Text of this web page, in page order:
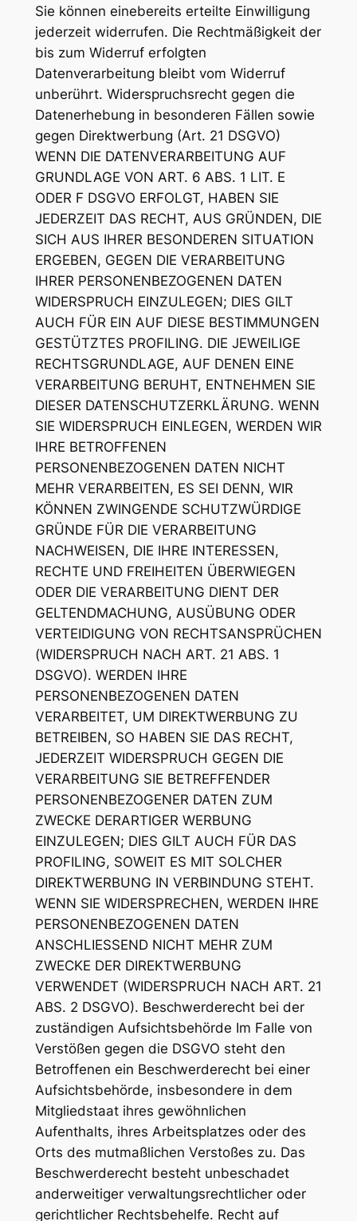
Sie können einebereits erteilte Einwilligung
jederzeit widerrufen. Die Rechtmäßigkeit der
bis zum Widerruf erfolgten
Datenverarbeitung bleibt vom Widerruf
unberührt. Widerspruchsrecht gegen die
Datenerhebung in besonderen Fällen sowie
gegen Direktwerbung (Art. 21 DSGVO)
WENN DIE DATENVERARBEITUNG AUF
GRUNDLAGE VON ART. 6 ABS. 1 LIT. E
ODER F DSGVO ERFOLGT, HABEN SIE
JEDERZEIT DAS RECHT, AUS GRÜNDEN, DIE
SICH AUS IHRER BESONDEREN SITUATION
ERGEBEN, GEGEN DIE VERARBEITUNG
IHRER PERSONENBEZOGENEN DATEN
WIDERSPRUCH EINZULEGEN; DIES GILT
AUCH FÜR EIN AUF DIESE BESTIMMUNGEN
GESTÜTZTES PROFILING. DIE JEWEILIGE
RECHTSGRUNDLAGE, AUF DENEN EINE
VERARBEITUNG BERUHT, ENTNEHMEN SIE
DIESER DATENSCHUTZERKLÄRUNG. WENN
SIE WIDERSPRUCH EINLEGEN, WERDEN WIR
IHRE BETROFFENEN
PERSONENBEZOGENEN DATEN NICHT
MEHR VERARBEITEN, ES SEI DENN, WIR
KÖNNEN ZWINGENDE SCHUTZWÜRDIGE
GRÜNDE FÜR DIE VERARBEITUNG
NACHWEISEN, DIE IHRE INTERESSEN,
RECHTE UND FREIHEITEN ÜBERWIEGEN
ODER DIE VERARBEITUNG DIENT DER
GELTENDMACHUNG, AUSÜBUNG ODER
VERTEIDIGUNG VON RECHTSANSPRÜCHEN
(WIDERSPRUCH NACH ART. 21 ABS. 1
DSGVO). WERDEN IHRE
PERSONENBEZOGENEN DATEN
VERARBEITET, UM DIREKTWERBUNG ZU
BETREIBEN, SO HABEN SIE DAS RECHT,
JEDERZEIT WIDERSPRUCH GEGEN DIE
VERARBEITUNG SIE BETREFFENDER
PERSONENBEZOGENER DATEN ZUM
ZWECKE DERARTIGER WERBUNG
EINZULEGEN; DIES GILT AUCH FÜR DAS
PROFILING, SOWEIT ES MIT SOLCHER
DIREKTWERBUNG IN VERBINDUNG STEHT.
WENN SIE WIDERSPRECHEN, WERDEN IHRE
PERSONENBEZOGENEN DATEN
ANSCHLIESSEND NICHT MEHR ZUM
ZWECKE DER DIREKTWERBUNG
VERWENDET (WIDERSPRUCH NACH ART. 21
ABS. 2 DSGVO). Beschwerderecht bei der
zuständigen Aufsichtsbehörde Im Falle von
Verstößen gegen die DSGVO steht den
Betroffenen ein Beschwerderecht bei einer
Aufsichtsbehörde, insbesondere in dem
Mitgliedstaat ihres gewöhnlichen
Aufenthalts, ihres Arbeitsplatzes oder des
Orts des mutmaßlichen Verstoßes zu. Das
Beschwerderecht besteht unbeschadet
anderweitiger verwaltungsrechtlicher oder
gerichtlicher Rechtsbehelfe. Recht auf